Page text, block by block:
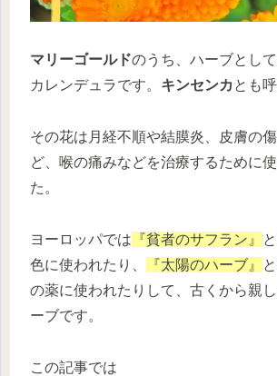
マリーゴールドのうち、ハーブとし
カレンデュラです。 キンセンカ とも
その花は月経不順や結膜炎、皮膚の
ど、喉の痛みなどを治療するために
た。
ヨーロッパでは 『貧者のサフラン』
色に使われたり、
『太陽のハーブ』
の薬に使われたりして、古くから親
ーブです。
この記事では